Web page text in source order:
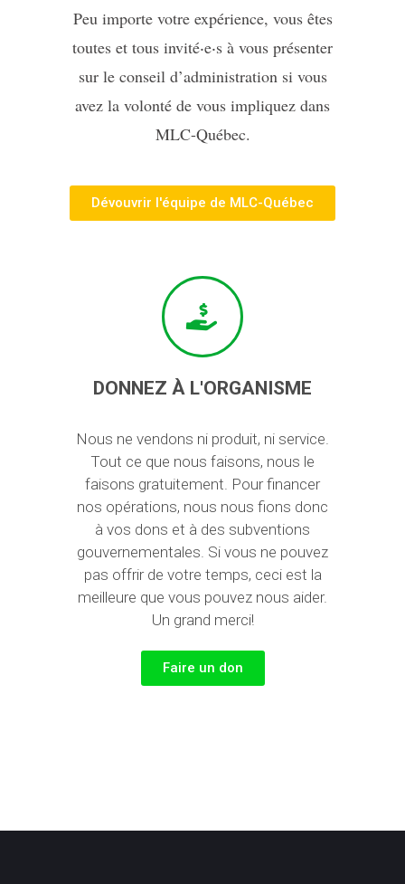
Peu importe votre expérience, vous êtes
toutes et tous invité‧e‧s à vous présenter
sur le conseil d’administration si vous
avez la volonté de vous impliquez dans
MLC-Québec.
Dévouvrir l'équipe de MLC-Québec
DONNEZ À L'ORGANISME
Nous ne vendons ni produit, ni service.
Tout ce que nous faisons, nous le
faisons gratuitement. Pour financer
nos opérations, nous nous fions donc
à vos dons et à des subventions
gouvernementales. Si vous ne pouvez
pas offrir de votre temps, ceci est la
meilleure que vous pouvez nous aider.
Un grand merci!
Faire un don